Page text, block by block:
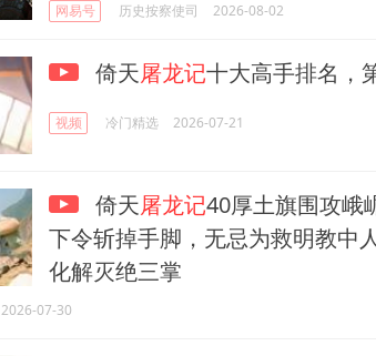
网易号 历史按察使司 2026-08-02
倚天屠龙记十大高手排名，
视频 冷门精选 2026-07-21
倚天屠龙记40厚土旗围攻峨
下令斩掉手脚，无忌为救明教中
化解灭绝三掌
2026-07-30